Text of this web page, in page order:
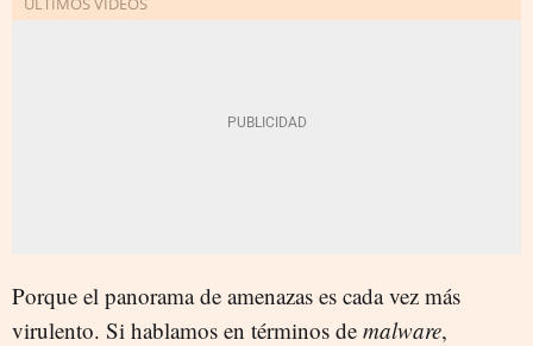
Porque el panorama de amenazas es cada vez más
virulento. Si hablamos en términos de malware,